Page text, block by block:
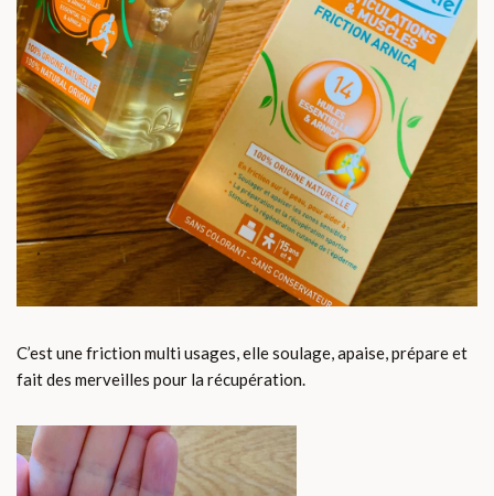
C’est une friction multi usages, elle soulage, apaise, prépare et
fait des merveilles pour la récupération.